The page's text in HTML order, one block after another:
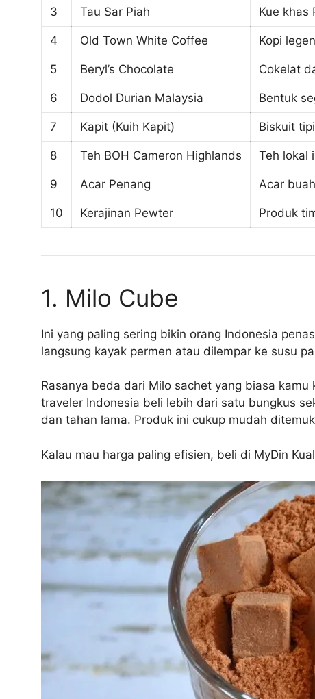
3 Tau Sar Piah Kue khas
4 Old Town White Coffee Kopi
5 Beryl’s Chocolate Cokelat
6 Dodol Durian Malaysia Bentuk
7 Kapit (Kuih Kapit) Biskuit
8 Teh BOH Cameron Highlands Teh lokal
9 Acar Penang Acar
10 Kerajinan Pewter Produk
1. Milo Cube
Ini yang paling sering bikin orang Indonesia
langsung kayak permen atau dilempar ke susu
Rasanya beda dari Milo sachet yang biasa
traveler Indonesia beli lebih dari satu bungkus
dan tahan lama. Produk ini cukup mudah
Kalau mau harga paling efisien, beli di MyDin